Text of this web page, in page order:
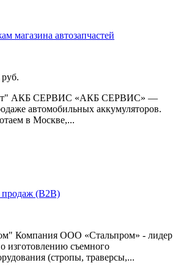
магазина автозапчастей
руб.
АКБ СЕРВИС «АКБ СЕРВИС» —
автомобильных аккумуляторов.
в Москве,...
продаж (B2B)
Компания ООО «Стальпром» - лидер
изготовлению съемного
(стропы, траверсы,...